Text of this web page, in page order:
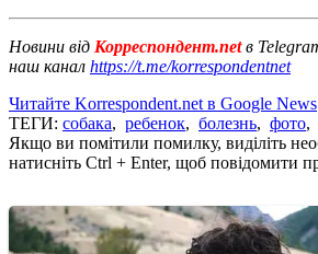
Новини від Корреспондент.netв
наш канал https://t.me/korrespondentnet
Читайте Korrespondent.net в Google News
ТЕГИ: собака, ребенок, болезнь, фото,
Якщо ви помітили помилку, виділіть
натисніть Ctrl + Enter, щоб повідомити